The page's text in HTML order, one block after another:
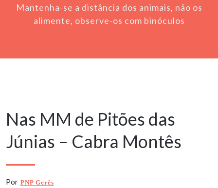
Mantenha-se a distância dos animais, não os
alimente, observe-os com binóculos
Nas MM de Pitões das
Júnias – Cabra Montês
Por PNP Gerês